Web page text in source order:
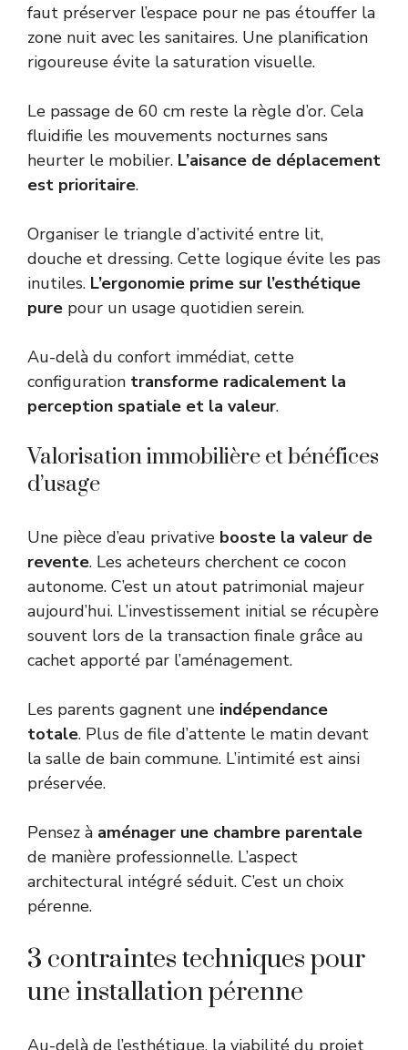
faut préserver l’espace pour ne pas étouffer la
zone nuit avec les sanitaires. Une planification
rigoureuse évite la saturation visuelle.
Le passage de 60 cm reste la règle d’or. Cela
fluidifie les mouvements nocturnes sans
heurter le mobilier. L’aisance de déplacement
est prioritaire.
Organiser le triangle d’activité entre lit,
douche et dressing. Cette logique évite les pas
inutiles. L’ergonomie prime sur l’esthétique
pure pour un usage quotidien serein.
Au-delà du confort immédiat, cette
configuration transforme radicalement la
perception spatiale et la valeur.
Valorisation immobilière et bénéfices
d’usage
Une pièce d’eau privative booste la valeur de
revente. Les acheteurs cherchent ce cocon
autonome. C’est un atout patrimonial majeur
aujourd’hui. L’investissement initial se récupère
souvent lors de la transaction finale grâce au
cachet apporté par l’aménagement.
Les parents gagnent une indépendance
totale. Plus de file d’attente le matin devant
la salle de bain commune. L’intimité est ainsi
préservée.
Pensez à aménager une chambre parentale
de manière professionnelle. L’aspect
architectural intégré séduit. C’est un choix
pérenne.
3 contraintes techniques pour
une installation pérenne
Au-delà de l’esthétique, la viabilité du projet